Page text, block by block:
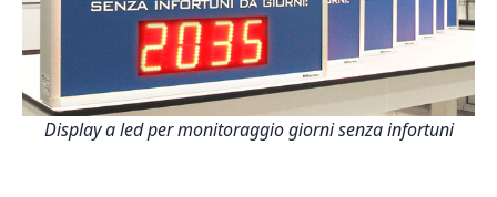
Display a led per monitoraggio giorni senza infortuni